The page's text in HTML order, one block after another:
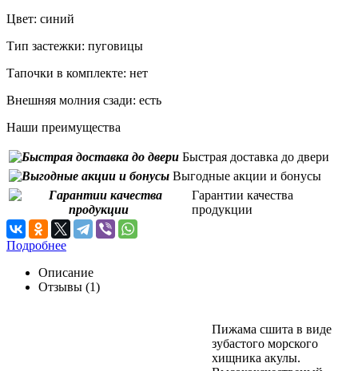
Цвет: синий
Тип застежки: пуговицы
Тапочки в комплекте: нет
Внешняя молния сзади: есть
Наши преимущества
Быстрая доставка до двери
Выгодные акции и бонусы
Гарантии качества
продукции
Подробнее
Описание
Отзывы (1)
Пижама сшита в виде
зубастого морского
хищника акулы.